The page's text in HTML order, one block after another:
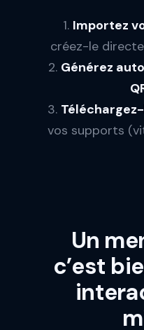
1. Importez
créez-le
2. Générez
3.
vos supports
Un
c’est